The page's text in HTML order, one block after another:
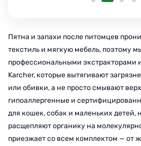
Пятна и запахи после питомцев
текстиль и мягкую мебель, поэтому
профессиональными экстракторами
Karcher, которые вытягивают
или обивки, а не просто смывают
гипоаллергенные и
для кошек, собак и маленьких детей,
расщепляют органику на
приезжает со всем комплектом — от